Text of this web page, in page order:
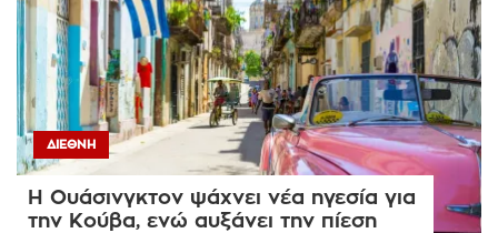
ΔΙΕΘΝΉ
Η Ουάσινγκτον ψάχνει νέα ηγεσία για
την Κούβα, ενώ αυξάνει την πίεση